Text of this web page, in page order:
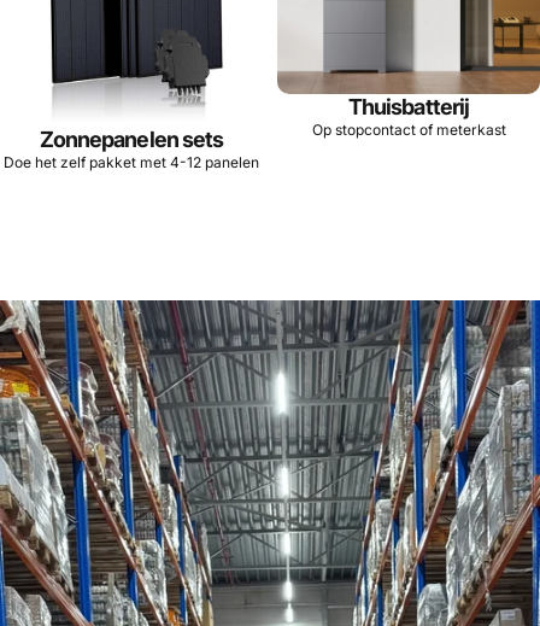
Zonnepanelen sets
Doe het zelf pakket met 4-12 panelen
Thuisbatterij
Op stopcontact of meterkast